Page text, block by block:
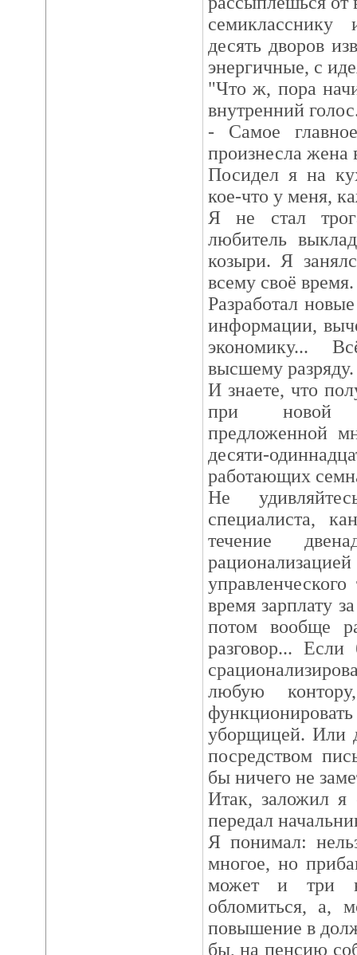
десять дворов
энергичные, с
"Что ж, пора
внутренний
- Самое
произнесла жена
Посидел я на
кое-что у меня,
Я не стал
любитель
козыри. Я
всему своё время.
Разработал
информации,
экономику...
высшему разряду.
И знаете, что
при новой
предложенной
десяти-
работающих
Не
специалиста,
течение
время зарплату
потом вообще
разговор...
любую
уборщицей. Или
посредством
бы ничего не
Итак, заложил я
передал
Я понимал:
многое, но
может и три
обломиться, а,
повышение в
бы, на пенсию